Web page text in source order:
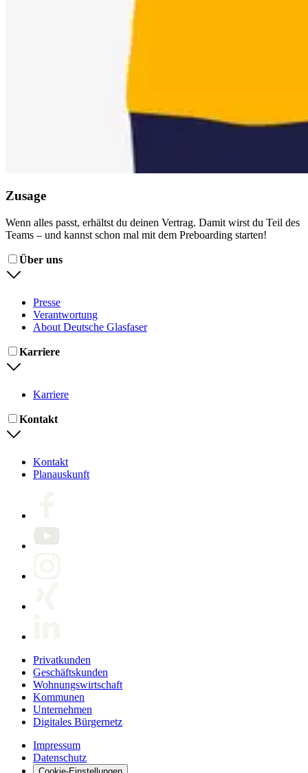
Zusage
Wenn alles passt, erhältst du deinen Vertrag. Damit wirst du Teil des
Teams – und kannst schon mal mit dem Preboarding starten!
Über uns
Presse
Verantwortung
About Deutsche Glasfaser
Karriere
Karriere
Kontakt
Kontakt
Planauskunft
Privatkunden
Geschäftskunden
Wohnungswirtschaft
Kommunen
Unternehmen
Digitales Bürgernetz
Impressum
Datenschutz